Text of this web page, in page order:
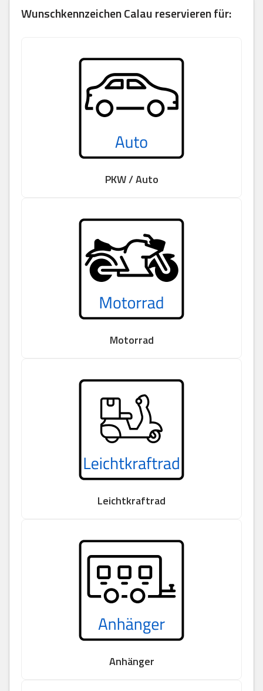
WunschkennzeichenCalaureservieren für:
PKW / Auto
Motorrad
Leichtkraftrad
Anhänger